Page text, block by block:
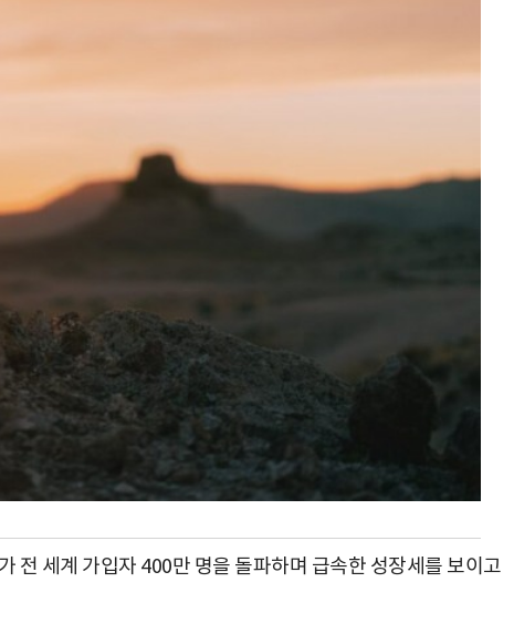
전 세계 가입자 400만 명을 돌파하며 급속한 성장세를 보이고